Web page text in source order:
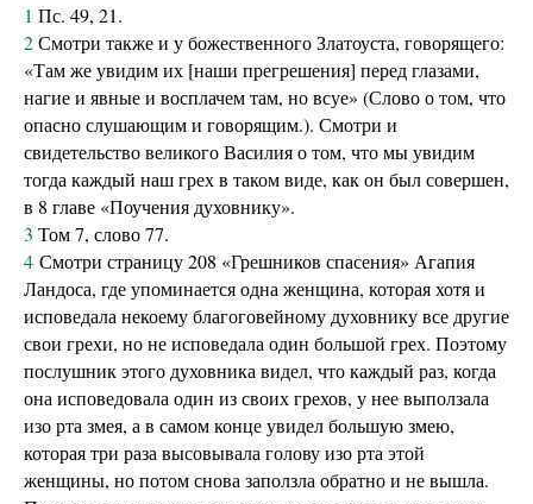
1 Пс. 49, 21.
2Смотри также и у божественного Златоуста, говорящего:
«Там же увидим их [наши прегрешения] перед глазами,
нагие и явные и восплачем там, но всуе» (Слово о том, что
опасно слушающим и говорящим.). Смотри и
свидетельство великого Василия о том, что мы увидим
тогда каждый наш грех в таком виде, как он был совершен,
в 8 главе «Поучения духовнику».
3 Том 7, слово 77.
4 Смотри страницу 208 «Грешников спасения» Агапия
Ландоса, где упоминается одна женщина, которая хотя и
исповедала некоему благоговейному духовнику все другие
свои грехи, но не исповедала один большой грех. Поэтому
послушник этого духовника видел, что каждый раз, когда
она исповедовала один из своих грехов, у нее выползала
изо рта змея, а в самом конце увидел большую змею,
которая три раза высовывала голову изо рта этой
женщины, но потом снова заползла обратно и не вышла.